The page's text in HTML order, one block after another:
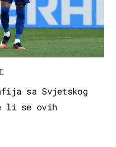
sa Svjetskog
li se ovih